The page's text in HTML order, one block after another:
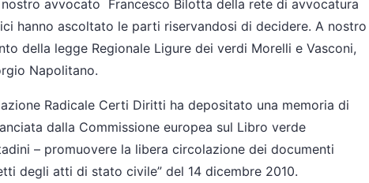
avvocato Francesco Bilotta della rete di avvocatura
hanno ascoltato le parti riservandosi di decidere. A nostro
della legge Regionale Ligure dei verdi Morelli e Vasconi,
Napolitano.
Radicale Certi Diritti ha depositato una memoria di
dalla Commissione europea sul Libro verde
– promuovere la libera circolazione dei documenti
degli atti di stato civile” del 14 dicembre 2010.